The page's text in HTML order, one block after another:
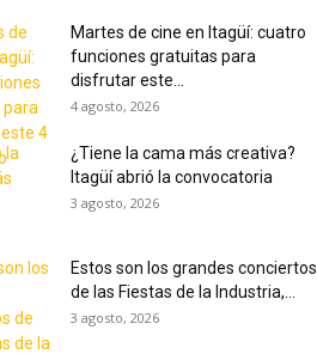
Martes de cine en Itagüí: cuatro
funciones gratuitas para
disfrutar este...
4 agosto, 2026
¿Tiene la cama más creativa?
Itagüí abrió la convocatoria
3 agosto, 2026
Estos son los grandes conciertos
de las Fiestas de la Industria,...
3 agosto, 2026